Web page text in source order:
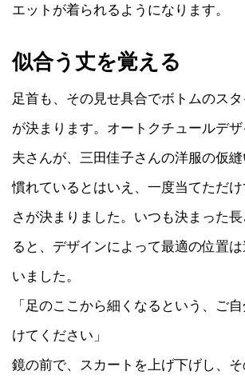
エットが着られるようになります。
似合う丈を覚える
足首も、その見せ具合でボトムのス
が決まります。オートクチュールデ
夫さんが、三田佳子さんの洋服の仮縫
慣れているとはいえ、一度当てただ
さが決まりました。いつも決まった
ると、デザインによって最適の位置
いました。
「足のここから細くなるという、ご
けてください」
鏡の前で、スカートを上げ下げし、